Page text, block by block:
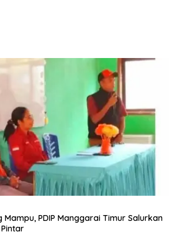
Mampu, PDIP Manggarai Timur Salurkan